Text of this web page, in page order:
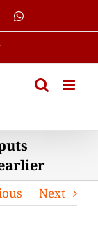
WhatsApp
Next